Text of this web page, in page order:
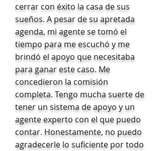
cerrar con éxito la casa de sus
sueños. A pesar de su apretada
agenda, mi agente se tomó el
tiempo para me escuchó y me
brindó el apoyo que necesitaba
para ganar este caso. Me
concedieron la comisión
completa. Tengo mucha suerte de
tener un sistema de apoyo y un
agente experto con el que puedo
contar. Honestamente, no puedo
agradecerle lo suficiente por todo